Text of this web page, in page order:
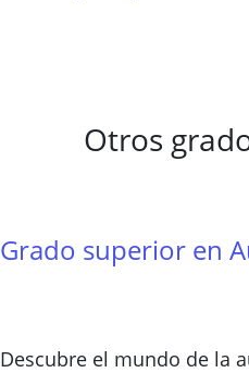
Otros
Grado superior en
Descubre el mundo de la